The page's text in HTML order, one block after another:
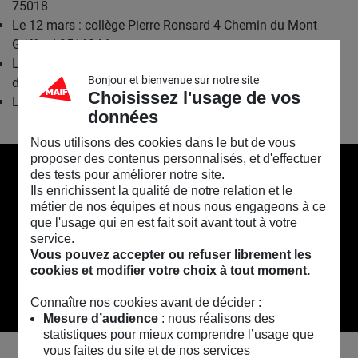
75018
Le 12 mars : collège Pierre Ronsard 4 Chemin du Mont
Griffard 95160 Montmorency
Le 17 mai : école maternelle Vosges-Tournelles 12 place
des Vosges 75004
Le 18 mai : école maternelle 9 rue Martel 75010
Bonjour et bienvenue sur notre site
Choisissez l'usage de vos
données
Nous utilisons des cookies dans le but de vous
proposer des contenus personnalisés, et d'effectuer
des tests pour améliorer notre site.
Ils enrichissent la qualité de notre relation et le
métier de nos équipes et nous nous engageons à ce
que l'usage qui en est fait soit avant tout à votre
service.
Vous pouvez accepter ou refuser librement les
cookies et modifier votre choix à tout moment.
Connaître nos cookies avant de décider :
Mesure d’audience: nous réalisons des
statistiques pour mieux comprendre l’usage que
vous faites du site et de nos services